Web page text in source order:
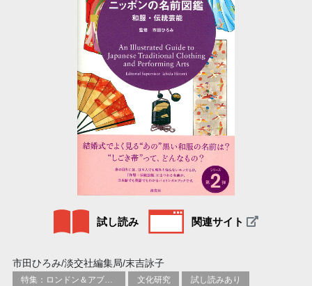
試し読み 関連サイト
市田ひろみ/淡交社編集局/末吉詠子
特集：ロンドン＆アブダビブックフェア2026 文化研究 試し読みあり